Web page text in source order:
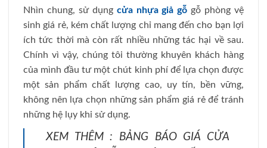
Nhìn chung, sử dụng cửa nhựa giả gỗ gỗ phòng vệ
sinh giá rẻ, kém chất lượng chỉ mang đến cho bạn lợi
ích tức thời mà còn rất nhiều những tác hại về sau.
Chính vì vậy, chúng tôi thường khuyên khách hàng
của mình đầu tư một chút kinh phí để lựa chọn được
một sản phẩm chất lượng cao, uy tín, bền vững,
không nên lựa chọn những sản phẩm giá rẻ để tránh
những hệ lụy khi sử dụng.
XEM THÊM : BẢNG BÁO GIÁ CỬA